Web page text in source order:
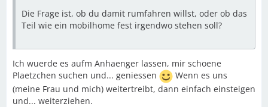
Die Frage ist, ob du damit rumfahren willst, oder ob das
Teil wie ein mobilhome fest irgendwo stehen soll?
Ich wuerde es aufm Anhaenger lassen, mir schoene
Plaetzchen suchen und... geniessen
Wenn es uns
(meine Frau und mich) weitertreibt, dann einfach einsteigen
und... weiterziehen.